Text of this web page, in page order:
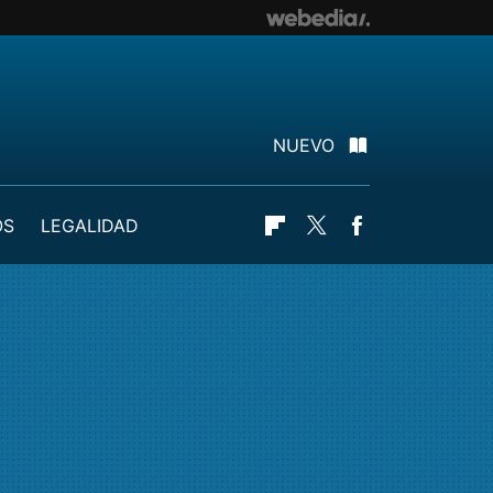
NUEVO
LEGALIDAD Flipboard
Twitter